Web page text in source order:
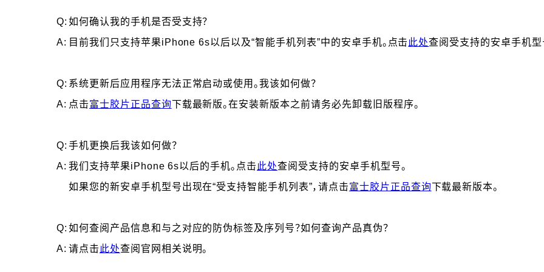
Q: 如何确认我的手机是否受支持？
A: 目前我们只支持苹果iPhone 6s以后以及“智能手机列表”中的安卓手机。点击 此处查阅受支持的安卓手机型
Q: 系统更新后应用程序无法正常启动或使用。我该如何做？
A: 点击富士胶片正品查询下载最新版。在安装新版本之前请务必先卸载旧版程序。
Q: 手机更换后我该如何做？
A: 我们支持苹果iPhone 6s以后的手机。点击 此处查阅受支持的安卓手机型号。
如果您的新安卓手机型号出现在“受支持智能手机列表”，请点击富士胶片正品查询下载最新版本。
Q: 如何查阅产品信息和与之对应的防伪标签及序列号？如何查询产品真伪？
A: 请点击 此处查阅官网相关说明。